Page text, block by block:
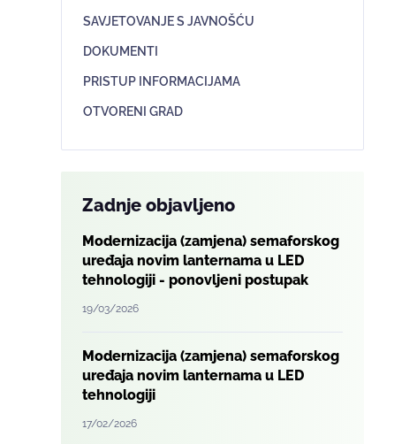
SAVJETOVANJE S JAVNOŠĆU
DOKUMENTI
PRISTUP INFORMACIJAMA
OTVORENI GRAD
Zadnje objavljeno
Modernizacija (zamjena) semaforskog
uređaja novim lanternama u LED
tehnologiji - ponovljeni postupak
19/03/2026
Modernizacija (zamjena) semaforskog
uređaja novim lanternama u LED
tehnologiji
17/02/2026